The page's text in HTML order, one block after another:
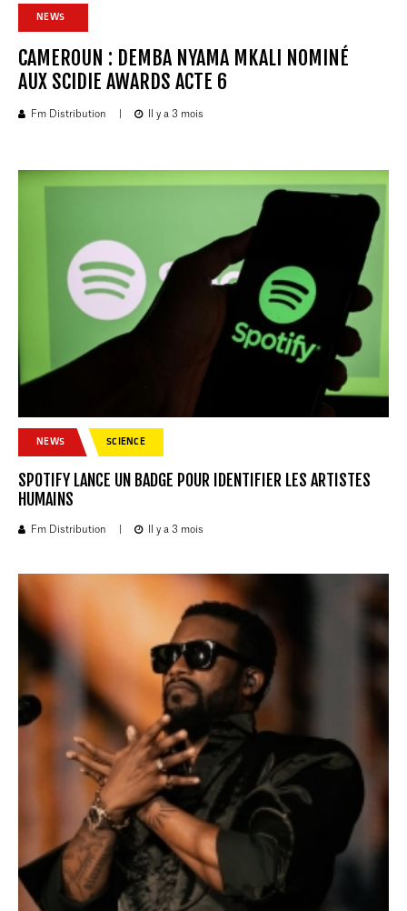
NEWS
CAMEROUN : DEMBA NYAMA MKALI NOMINÉ
AUX SCIDIE AWARDS ACTE 6
Fm Distribution Il y a 3 mois
NEWS SCIENCE
SPOTIFY LANCE UN BADGE POUR IDENTIFIER LES ARTISTES
HUMAINS
Fm Distribution Il y a 3 mois